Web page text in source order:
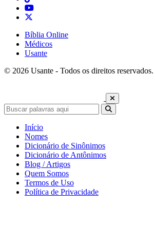
Bíblia Online
Médicos
Usante
© 2026 Usante - Todos os direitos reservados.
Início
Nomes
Dicionário de Sinônimos
Dicionário de Antônimos
Blog / Artigos
Quem Somos
Termos de Uso
Política de Privacidade